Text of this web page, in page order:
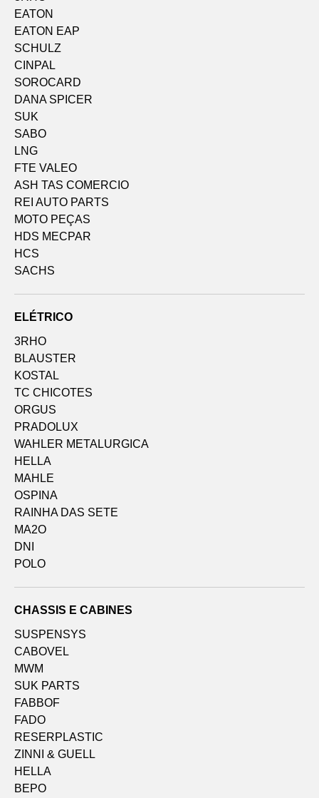
EATON
EATON EAP
SCHULZ
CINPAL
SOROCARD
DANA SPICER
SUK
SABO
LNG
FTE VALEO
ASH TAS COMERCIO
REI AUTO PARTS
MOTO PEÇAS
HDS MECPAR
HCS
SACHS
ELÉTRICO
3RHO
BLAUSTER
KOSTAL
TC CHICOTES
ORGUS
PRADOLUX
WAHLER METALURGICA
HELLA
MAHLE
OSPINA
RAINHA DAS SETE
MA2O
DNI
POLO
CHASSIS E CABINES
SUSPENSYS
CABOVEL
MWM
SUK PARTS
FABBOF
FADO
RESERPLASTIC
ZINNI & GUELL
HELLA
BEPO